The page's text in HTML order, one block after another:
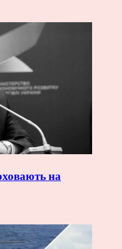
на